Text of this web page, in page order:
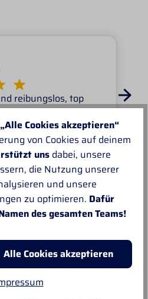
reibungslos, top
„Alle Cookies akzeptieren“
von Cookies auf deinem
unsdabei, unsere
die Nutzung unserer
und unsere
zu optimieren. Dafür
des gesamten Teams!
Alle Cookies akzeptieren